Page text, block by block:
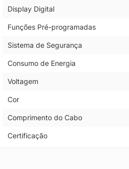
Display Digital
Funções Pré-programadas
Sistema de Segurança
Consumo de Energia
Voltagem
Cor
Comprimento do Cabo
Certificação